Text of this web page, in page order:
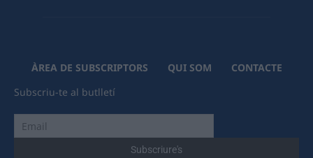
ÀREA DE SUBSCRIPTORS QUI SOM
CONTACTE
Subscriu-te al butlletí